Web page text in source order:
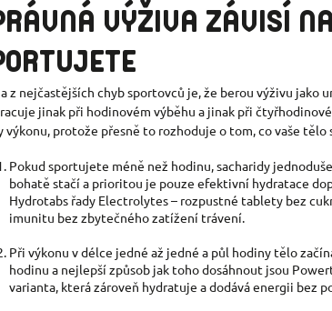
VÝŽIVA ZÁVISÍ
z nejčastějších chyb sportovců je, že berou výživu
jinak při hodinovém výběhu a jinak při
výkonu, protože přesně to rozhoduje o tom, co vaše
Pokud sportujete méně než hodinu, sacharidy
bohatě stačí a prioritou je pouze efektivní hydratace
Hydrotabs řady Electrolytes – rozpustné tablety bez
imunitu bez zbytečného zatížení trávení.
Při výkonu v délce jedné až jedné a půl hodiny tělo
hodinu a nejlepší způsob jak toho dosáhnout jsou
varianta, která zároveň hydratuje a dodává energii bez